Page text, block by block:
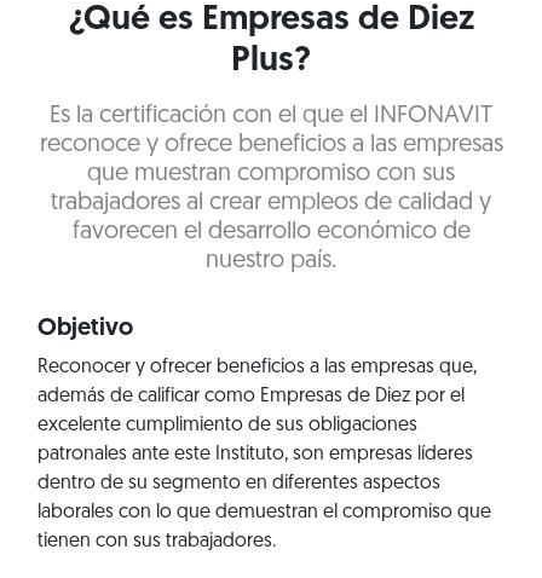
¿Qué es Empresas de Diez
Plus?
Es la certificación con el que el INFONAVIT
reconoce y ofrece beneficios a las empresas
que muestran compromiso con sus
trabajadores al crear empleos de calidad y
favorecen el desarrollo económico de
nuestro país.
Objetivo
Reconocer y ofrecer beneficios a las empresas que,
además de calificar como Empresas de Diez por el
excelente cumplimiento de sus obligaciones
patronales ante este Instituto, son empresas líderes
dentro de su segmento en diferentes aspectos
laborales con lo que demuestran el compromiso que
tienen con sus trabajadores.